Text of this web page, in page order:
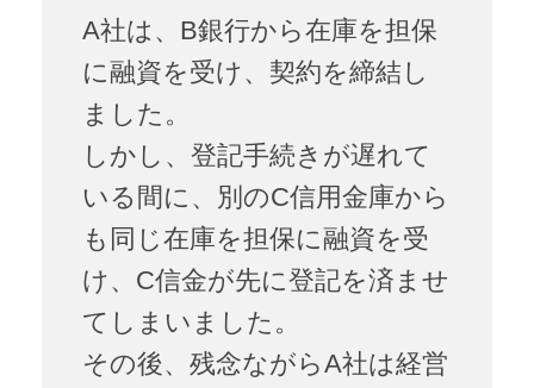
A社は、B銀行から在庫を担保
に融資を受け、契約を締結し
ました。
しかし、登記手続きが遅れて
いる間に、別のC信用金庫から
も同じ在庫を担保に融資を受
け、C信金が先に登記を済ませ
てしまいました。
その後、残念ながらA社は経営